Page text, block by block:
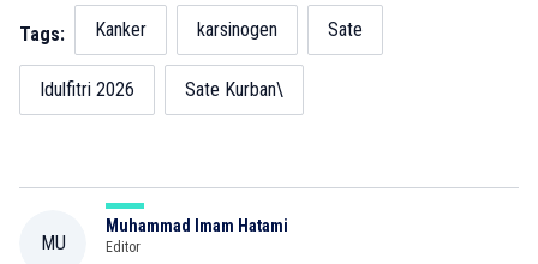
Tags: Kanker karsinogen Sate
Idulfitri 2026 Sate Kurban\
MU
Muhammad Imam Hatami
Editor